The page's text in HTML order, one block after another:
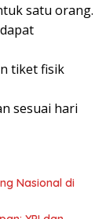
satu orang.
tiket fisik
sesuai hari
Nasional di